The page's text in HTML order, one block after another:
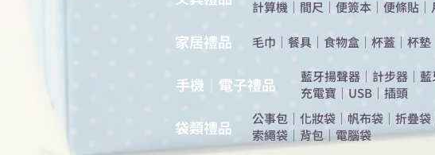
計算機 ｜ 間尺 ｜ 便簽本 ｜ 便條貼 ｜
​家居禮品 ​毛巾 ｜ 餐具 ｜ 食物盒 ｜ 杯蓋 ｜ 杯墊
手機｜電子禮品 ​藍牙揚聲器 ｜ 計步器 ｜ 藍
充電寶 ｜ USB ｜ 插頭
​袋類禮品 公事包 ｜ 化妝袋 ｜ 帆布袋 ｜ 折疊袋
索繩袋 ｜ 背包 ｜ 電腦袋